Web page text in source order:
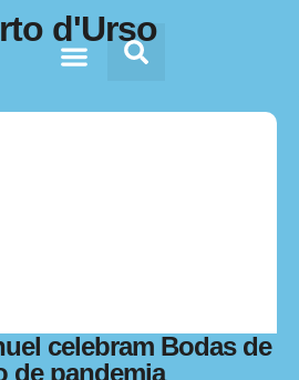
d'Urso
celebram Bodas de
de pandemia